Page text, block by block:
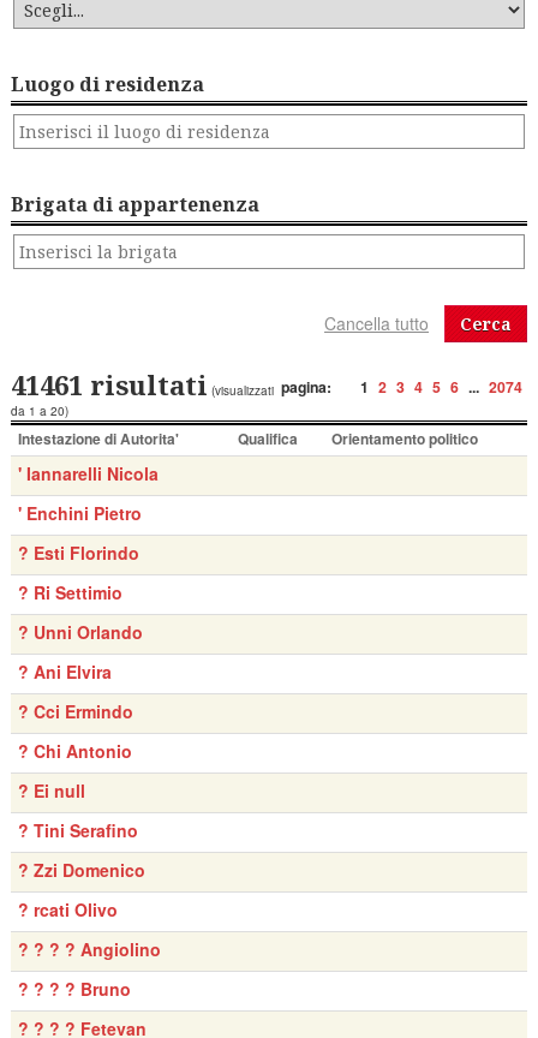
Luogo di residenza
Brigata di appartenenza
Cerca
pagina: 1 2 3 4 5 6 ... 2074
41461 risultati (visualizzati
da 1 a 20)
Intestazione di Autorita' Qualifica Orientamento politico
' Iannarelli Nicola
' Enchini Pietro
? Esti Florindo
? Ri Settimio
? Unni Orlando
? Ani Elvira
? Cci Ermindo
? Chi Antonio
? Ei null
? Tini Serafino
? Zzi Domenico
? rcati Olivo
? ? ? ? Angiolino
? ? ? ? Bruno
? ? ? ? Fetevan